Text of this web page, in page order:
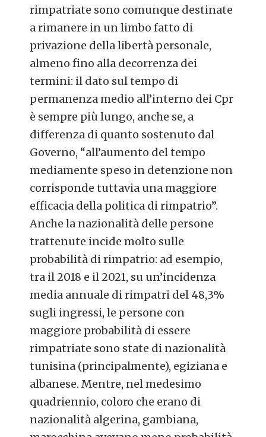
rimpatriate sono comunque destinate
a rimanere in un limbo fatto di
privazione della libertà personale,
almeno fino alla decorrenza dei
termini: il dato sul tempo di
permanenza medio all’interno dei Cpr
è sempre più lungo, anche se, a
differenza di quanto sostenuto dal
Governo, “all’aumento del tempo
mediamente speso in detenzione non
corrisponde tuttavia una maggiore
efficacia della politica di rimpatrio”.
Anche la nazionalità delle persone
trattenute incide molto sulle
probabilità di rimpatrio: ad esempio,
tra il 2018 e il 2021, su un’incidenza
media annuale di rimpatri del 48,3%
sugli ingressi, le persone con
maggiore probabilità di essere
rimpatriate sono state di nazionalità
tunisina (principalmente), egiziana e
albanese. Mentre, nel medesimo
quadriennio, coloro che erano di
nazionalità algerina, gambiana,